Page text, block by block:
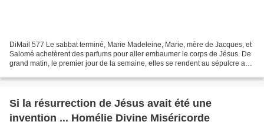
DiMail 577 Le sabbat terminé, Marie Madeleine, Marie, mère de Jacques, et
Salomé achetèrent des parfums pour aller embaumer le corps de Jésus. De
grand matin, le premier jour de la semaine, elles se rendent au sépulcre au
Si la résurrection de Jésus avait été une
invention ... Homélie Divine Miséricorde